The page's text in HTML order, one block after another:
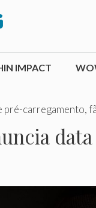
IMPACT
pré-carregamento,